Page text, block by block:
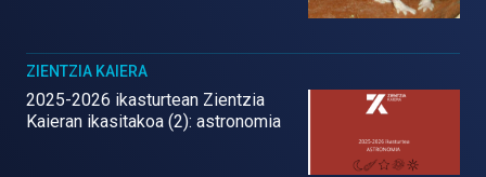
ZIENTZIA KAIERA
2025-2026 ikasturtean Zientzia
Kaieran ikasitakoa (2): astronomia